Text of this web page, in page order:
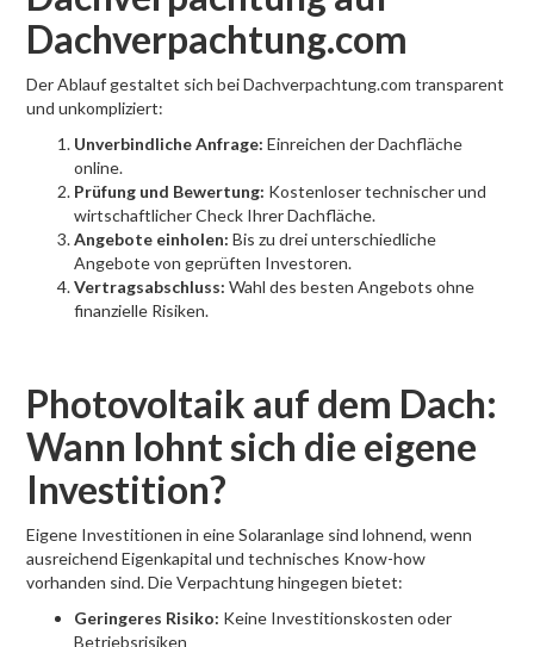
Dachverpachtung.com
Der Ablauf gestaltet sich bei Dachverpachtung.com transparent
und unkompliziert:
Unverbindliche Anfrage: Einreichen der Dachfläche
online.
Prüfung und Bewertung: Kostenloser technischer und
wirtschaftlicher Check Ihrer Dachfläche.
Angebote einholen: Bis zu drei unterschiedliche
Angebote von geprüften Investoren.
Vertragsabschluss: Wahl des besten Angebots ohne
finanzielle Risiken.
Photovoltaik auf dem Dach:
Wann lohnt sich die eigene
Investition?
Eigene Investitionen in eine Solaranlage sind lohnend, wenn
ausreichend Eigenkapital und technisches Know-how
vorhanden sind. Die Verpachtung hingegen bietet:
Geringeres Risiko: Keine Investitionskosten oder
Betriebsrisiken